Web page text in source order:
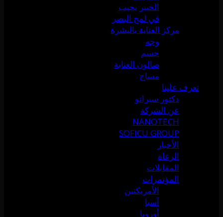
الخبير يجيب
في لمح البصر
مركز العناية بالبشرة
وجه
جسم
صالون العناية
مساج
تعرف علينا
دكتور سيرانو
عن الشركة
NANOTECH
SOFICU GROUP
الأخبار
الرعاة
المقابلات
المؤتمرات
الأمريكتين
آسيا
أوروبا